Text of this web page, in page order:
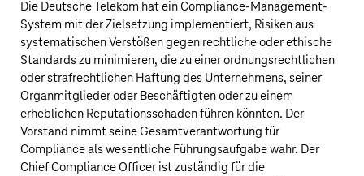
Die Deutsche Telekom hat ein Compliance-Management-
System mit der Zielsetzung implementiert, Risiken aus
systematischen Verstößen gegen rechtliche oder ethische
Standards zu minimieren, die zu einer ordnungsrechtlichen
oder strafrechtlichen Haftung des Unternehmens, seiner
Organmitglieder oder Beschäftigten oder zu einem
erheblichen Reputationsschaden führen könnten. Der
Vorstand nimmt seine Gesamtverantwortung für
Compliance als wesentliche Führungsaufgabe wahr. Der
Chief Compliance Officer ist zuständig für die